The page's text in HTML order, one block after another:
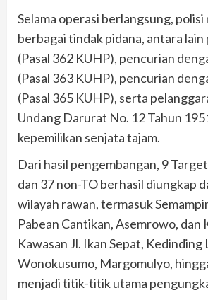
Selama operasi berlangsung,
berbagai tindak pidana, antara lain
(Pasal 362 KUHP), pencurian
(Pasal 363 KUHP), pencurian
(Pasal 365 KUHP), serta
Undang Darurat No. 12 Tahun
kepemilikan senjata tajam.
Dari hasil pengembangan, 9
dan 37 non-TO berhasil diungkap
wilayah rawan, termasuk
Pabean Cantikan, Asemrowo, dan
Kawasan Jl. Ikan Sepat, Kedinding
Wonokusumo, Margomulyo,
menjadi titik-titik utama